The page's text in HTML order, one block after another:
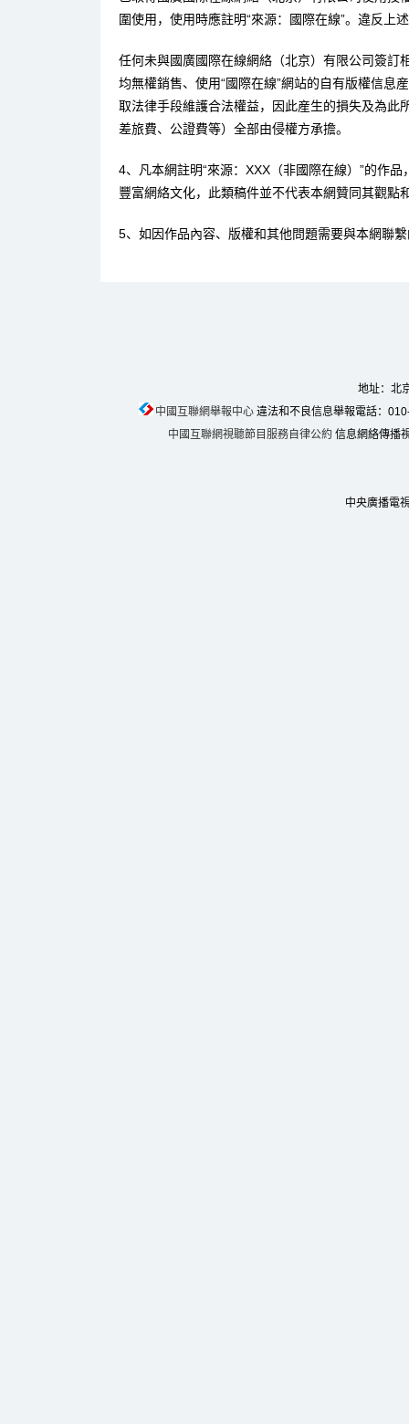
圍使用，使用時應註明“來源：國際在線”。違反上
任何未與國廣國際在線網絡（北京）有限公司簽訂
均無權銷售、使用“國際在線”網站的自有版權信息
取法律手段維護合法權益，因此産生的損失及為此
差旅費、公證費等）全部由侵權方承擔。
4、凡本網註明“來源：XXX（非國際在線）”的作
豐富網絡文化，此類稿件並不代表本網贊同其觀點
5、如因作品內容、版權和其他問題需要與本網聯
地址：北
中國互聯網舉報中心違法和不良信息舉報電話：
中國互聯網視聽節目服務自律公約 信息網絡傳播
中央廣播電